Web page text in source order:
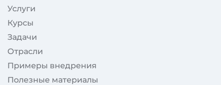
Услуги
Курсы
Задачи
Отрасли
Примеры внедрения
Полезные материалы